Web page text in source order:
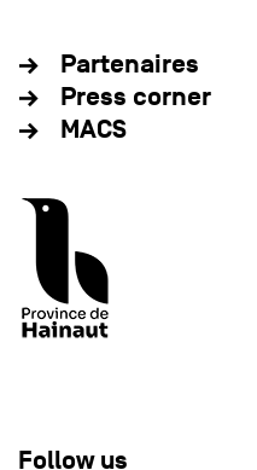
Partenaires
Press corner
MACS
Follow us